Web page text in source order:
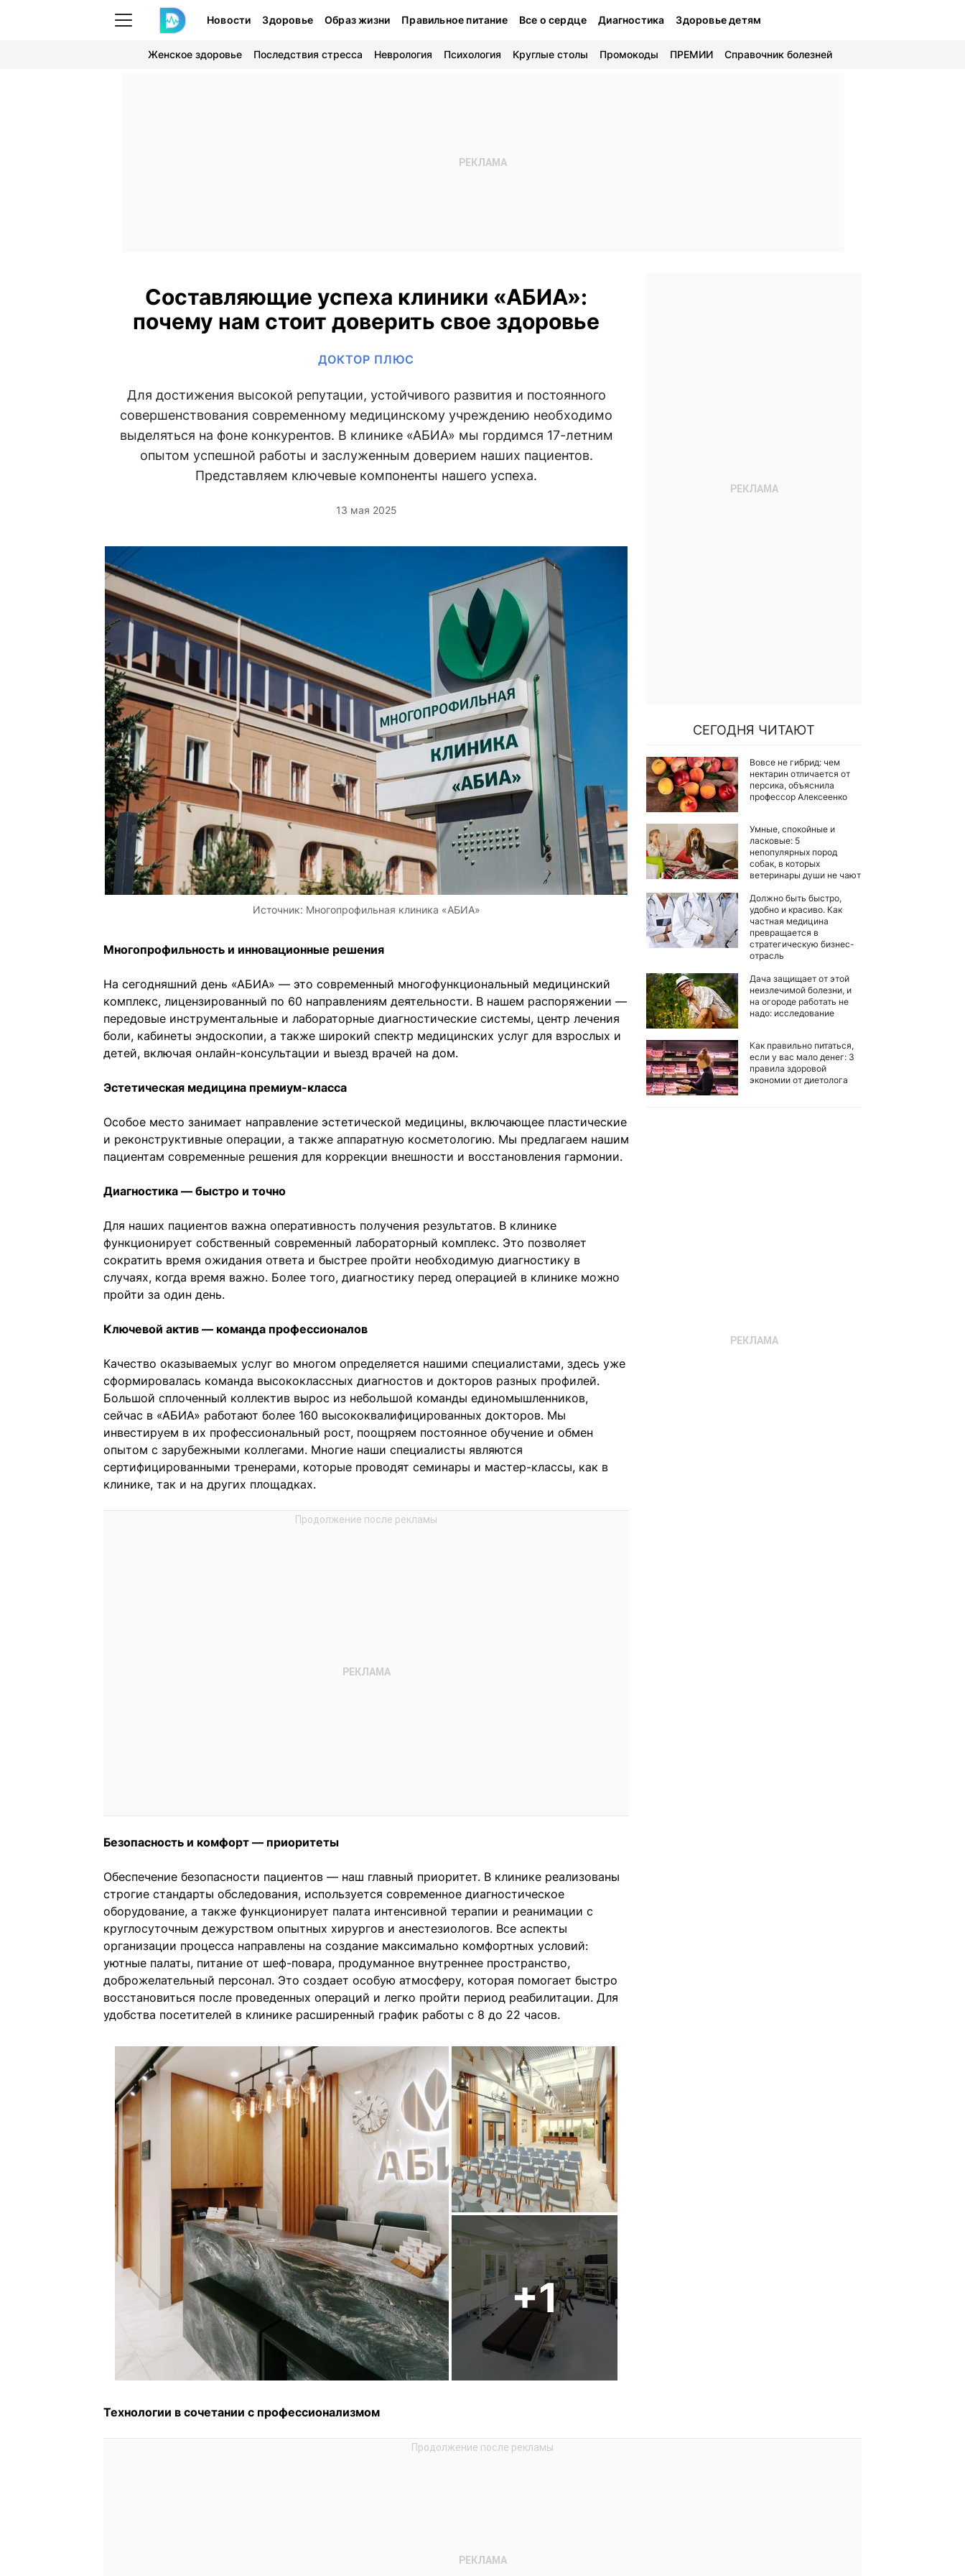
Новости Здоровье Образ жизни Правильное питание Все о сердце Диагностика Здоровье детям
Женское здоровье Последствия стресса Неврология Психология Круглые столы Промокоды ПРЕМИИ Справочник болезней
Составляющие успеха клиники «АБИА»:
почему нам стоит доверить свое здоровье
ДОКТОР ПЛЮС
Для достижения высокой репутации, устойчивого развития и постоянного
совершенствования современному медицинскому учреждению необходимо
выделяться на фоне конкурентов. В клинике «АБИА» мы гордимся 17-летним
опытом успешной работы и заслуженным доверием наших пациентов.
Представляем ключевые компоненты нашего успеха.
13 мая 2025
Источник: Многопрофильная клиника «АБИА»
Многопрофильность и инновационные решения
На сегодняшний день «АБИА» — это современный многофункциональный медицинский
комплекс, лицензированный по 60 направлениям деятельности. В нашем распоряжении —
передовые инструментальные и лабораторные диагностические системы, центр лечения
боли, кабинеты эндоскопии, а также широкий спектр медицинских услуг для взрослых и
детей, включая онлайн-консультации и выезд врачей на дом.
Эстетическая медицина премиум-класса
Особое место занимает направление эстетической медицины, включающее пластические
и реконструктивные операции, а также аппаратную косметологию. Мы предлагаем нашим
пациентам современные решения для коррекции внешности и восстановления гармонии.
Диагностика — быстро и точно
Для наших пациентов важна оперативность получения результатов. В клинике
функционирует собственный современный лабораторный комплекс. Это позволяет
сократить время ожидания ответа и быстрее пройти необходимую диагностику в
случаях, когда время важно. Более того, диагностику перед операцией в клинике можно
пройти за один день.
Ключевой актив — команда профессионалов
Качество оказываемых услуг во многом определяется нашими специалистами, здесь уже
сформировалась команда высококлассных диагностов и докторов разных профилей.
Большой сплоченный коллектив вырос из небольшой команды единомышленников,
сейчас в «АБИА» работают более 160 высококвалифицированных докторов. Мы
инвестируем в их профессиональный рост, поощряем постоянное обучение и обмен
опытом с зарубежными коллегами. Многие наши специалисты являются
сертифицированными тренерами, которые проводят семинары и мастер-классы, как в
клинике, так и на других площадках.
Безопасность и комфорт — приоритеты
Обеспечение безопасности пациентов — наш главный приоритет. В клинике реализованы
строгие стандарты обследования, используется современное диагностическое
оборудование, а также функционирует палата интенсивной терапии и реанимации с
круглосуточным дежурством опытных хирургов и анестезиологов. Все аспекты
организации процесса направлены на создание максимально комфортных условий:
уютные палаты, питание от шеф-повара, продуманное внутреннее пространство,
доброжелательный персонал. Это создает особую атмосферу, которая помогает быстро
восстановиться после проведенных операций и легко пройти период реабилитации. Для
удобства посетителей в клинике расширенный график работы с 8 до 22 часов.
+1
Технологии в сочетании с профессионализмом
СЕГОДНЯ ЧИТАЮТ
Вовсе не гибрид: чем
нектарин отличается от
персика, объяснила
профессор Алексеенко
Умные, спокойные и
ласковые: 5
непопулярных пород
собак, в которых
ветеринары души не чают
Должно быть быстро,
удобно и красиво. Как
частная медицина
превращается в
стратегическую бизнес-
отрасль
Дача защищает от этой
неизлечимой болезни, и
на огороде работать не
надо: исследование
Как правильно питаться,
если у вас мало денег: 3
правила здоровой
экономии от диетолога